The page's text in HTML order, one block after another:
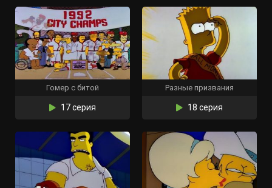
Гомер с битой
17 серия
Разные призвания
18 серия